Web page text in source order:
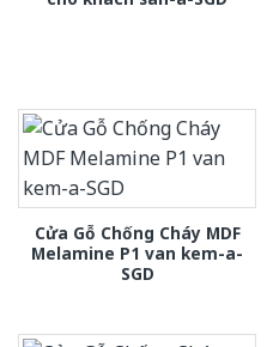
Cửa Gỗ Chống Cháy MDF
Melamine P1 van kem-a-
SGD